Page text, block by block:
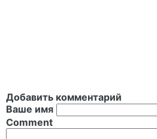
Добавить комментарий
Ваше имя
Comment